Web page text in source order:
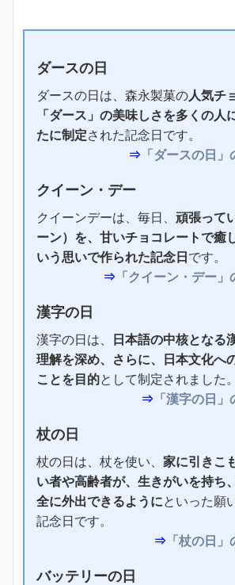
ダースの日
ダースの日は、森永製菓の人気チ
「ダース」の美味しさを多くの人
たに制定された記念日です。
⇒ 「ダースの日
クイーン・デー
クイーンデーは、毎日、 頑張って
ーン）を、甘いチョコレートで癒
いう思いで作られた記念日 です。
⇒ 「クイーン・デー
漢字の日
漢字の日は、
日本語の中核となる
理解を深め、さらに、日本文化へ
ことを目的として制定されました。
⇒ 「漢字の日
杖の日
杖の日は、杖を使い、 家に引きこ
い者や高齢者が、生きがいを持ち
全に外出できるようにといった願
記念日です。
⇒ 「杖の日
バッテリーの日